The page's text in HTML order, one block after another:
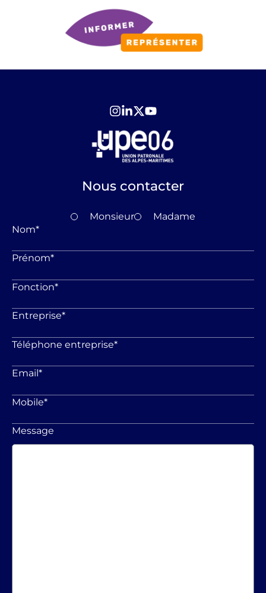
Nous contacter
Monsieur
Madame
Nom*
Prénom*
Fonction*
Entreprise*
Téléphone entreprise*
Email*
Mobile*
Message